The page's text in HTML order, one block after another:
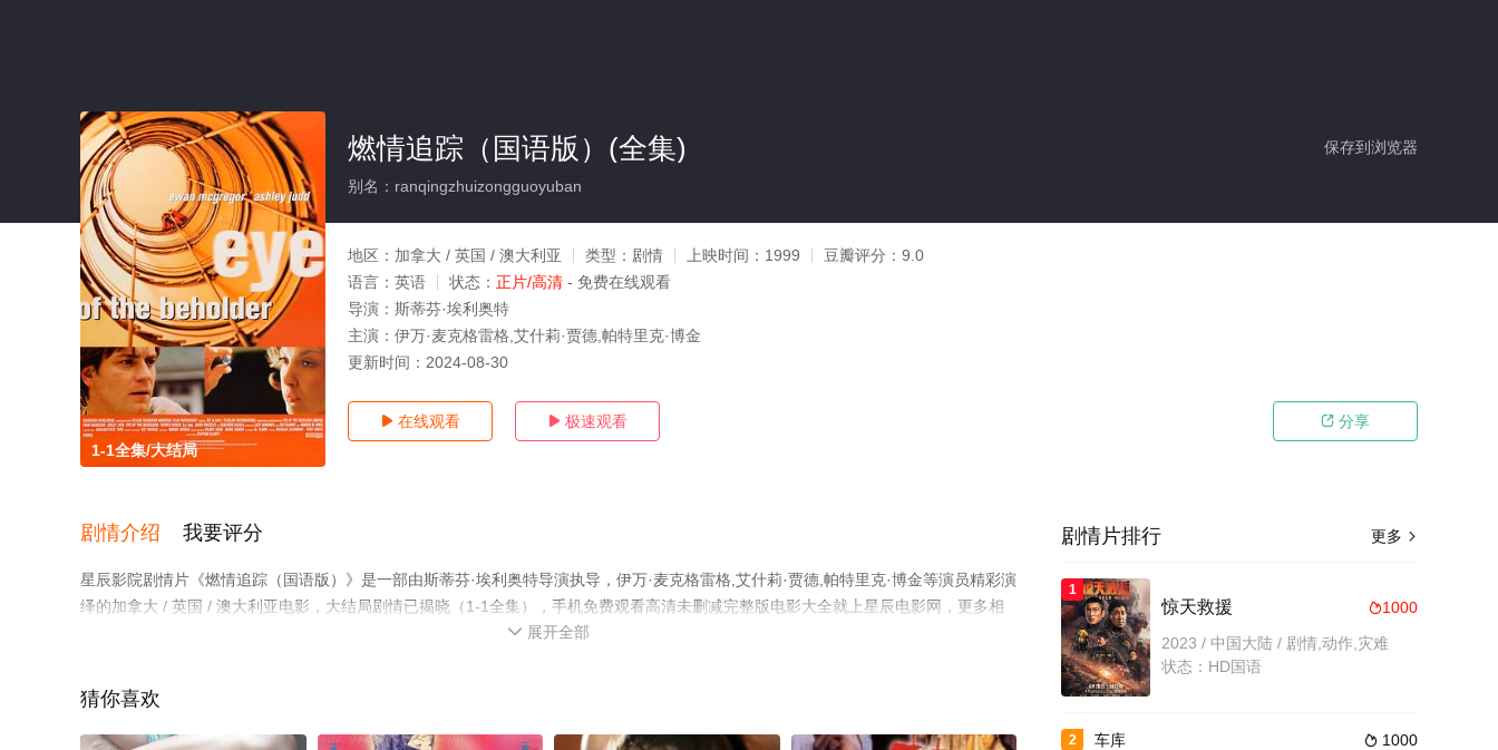
1-1全集/大结局
保存到浏览器
燃情追踪（国语版）(全集)
别名：ranqingzhuizongguoyuban
地区： 加拿大 / 英国 / 澳大利亚 类型： 剧情 上映时间： 1999 豆瓣评分： 9.0
语言： 英语 状态： 正片/高清 - 免费在线观看
导演： 斯蒂芬·埃利奥特
主演： 伊万·麦克格雷格,艾什莉·贾德,帕特里克·博金
更新时间： 2024-08-30
 在线观看  极速观看  分享
剧情介绍 我要评分
星辰影院剧情片《燃情追踪（国语版）》是一部由斯蒂芬·埃利奥特导演执导，伊万·麦克格雷格,艾什莉·贾德,帕特里克·博金等演员精彩演
绎的加拿大 / 英国 / 澳大利亚电影，大结局剧情已揭晓（1-1全集），手机免费观看高清未删减完整版电影大全就上星辰电影网，更多相
 展开全部
猜你喜欢
更多 
剧情片排行
1
1000
惊天救援
2023 / 中国大陆 / 剧情,动作,灾难
状态：HD国语
2  1000
车库